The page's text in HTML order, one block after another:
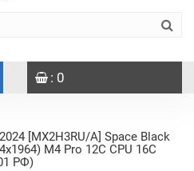
: 0
[MX2H3RU/A] Space Black
M4 Pro 12C CPU 16C
РФ)